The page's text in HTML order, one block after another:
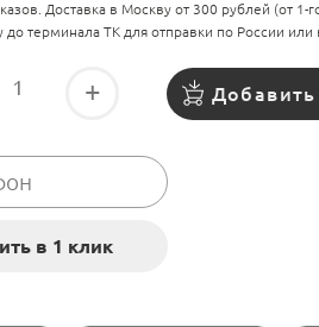
Доставка в Москву от 300 рублей (от 1-
терминала ТК для отправки по России или
+ Добавить